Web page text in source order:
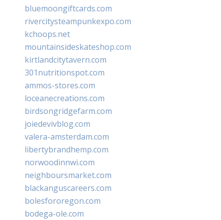
bluemoongiftcards.com
rivercitysteampunkexpo.com
kchoops.net
mountainsideskateshop.com
kirtlandcitytavern.com
301nutritionspot.com
ammos-stores.com
loceanecreations.com
birdsongridgefarm.com
joiedevivblog.com
valera-amsterdam.com
libertybrandhemp.com
norwoodinnwi.com
neighboursmarket.com
blackanguscareers.com
bolesfororegon.com
bodega-ole.com